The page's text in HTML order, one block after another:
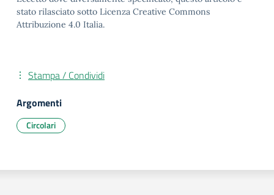
stato rilasciato sotto Licenza Creative Commons
Attribuzione 4.0 Italia.
Stampa / Condividi
Argomenti
Circolari